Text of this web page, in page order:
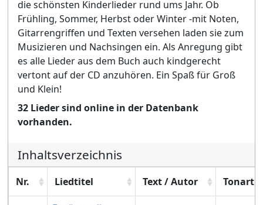
die schönsten Kinderlieder rund ums Jahr. Ob
Frühling, Sommer, Herbst oder Winter -mit Noten,
Gitarrengriffen und Texten versehen laden sie zum
Musizieren und Nachsingen ein. Als Anregung gibt
es alle Lieder aus dem Buch auch kindgerecht
vertont auf der CD anzuhören. Ein Spaß für Groß
und Klein!
32 Lieder sind online in der Datenbank
vorhanden.
Inhaltsverzeichnis
Nr. Liedtitel Text / Autor Tonart